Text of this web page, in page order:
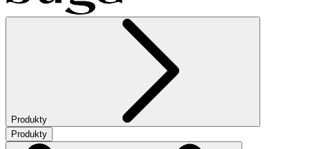
Produkty
Produkty